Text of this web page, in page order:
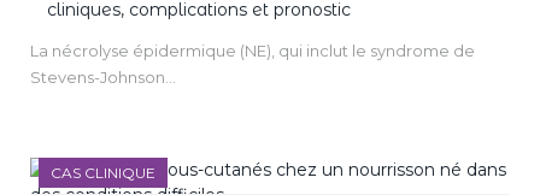
présentations atypiques sur peau noire, de réduire les
hypertrophiques. La prise en charge reste difficile et repose
intralésionnelles, techniques physiques, chirurgie et
traitements adjuvants. Les thérapies ciblées émergentes
cliniques, complications et pronostic
La nécrolyse épidermique (NE), qui inclut le syndrome de
Stevens-Johnson…
CAS CLINIQUE